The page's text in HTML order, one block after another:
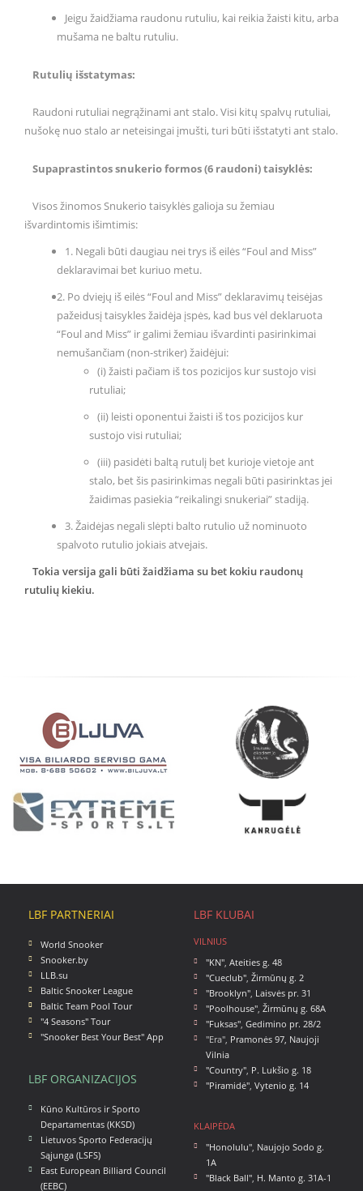
Jeigu žaidžiama raudonu rutuliu, kai reikia žaisti kitu, arba
mušama ne baltu rutuliu.
Rutulių išstatymas:
Raudoni rutuliai negrąžinami ant stalo. Visi kitų spalvų rutuliai,
nušokę nuo stalo ar neteisingai įmušti, turi būti išstatyti ant stalo.
Supaprastintos snukerio formos (6 raudoni) taisyklės:
Visos žinomos Snukerio taisyklės galioja su žemiau
išvardintomis išimtimis:
1. Negali būti daugiau nei trys iš eilės “Foul and Miss”
deklaravimai bet kuriuo metu.
2. Po dviejų iš eilės “Foul and Miss” deklaravimų teisėjas
pažeidusį taisykles žaidėja įspės, kad bus vėl deklaruota
“Foul and Miss” ir galimi žemiau išvardinti pasirinkimai
nemušančiam (non-striker) žaidėjui:
(i) žaisti pačiam iš tos pozicijos kur sustojo visi
rutuliai;
(ii) leisti oponentui žaisti iš tos pozicijos kur
sustojo visi rutuliai;
(iii) pasidėti baltą rutulį bet kurioje vietoje ant
stalo, bet šis pasirinkimas negali būti pasirinktas jei
žaidimas pasiekia “reikalingi snukeriai” stadiją.
3. Žaidėjas negali slėpti balto rutulio už nominuoto
spalvoto rutulio jokiais atvejais.
Tokia versija gali būti žaidžiama su bet kokiu raudonų
rutulių kiekiu.
LBF PARTNERIAI
World Snooker
Snooker.by
LLB.su
Baltic Snooker League
Baltic Team Pool Tour
"4 Seasons" Tour
"Snooker Best Your Best" App
LBF ORGANIZACIJOS
Kūno Kultūros ir Sporto
Departamentas (KKSD)
Lietuvos Sporto Federacijų
Sąjunga (LSFS)
East European Billiard Council
(EEBC)
LBF KLUBAI
VILNIUS
"KN", Ateities g. 48
"Cueclub", Žirmūnų g. 2
"Brooklyn", Laisvės pr. 31
"Poolhouse", Žirmūnų g. 68A
"Fuksas", Gedimino pr. 28/2
"Era", Pramonės 97, Naujoji
Vilnia
"Country", P. Lukšio g. 18
"Piramidė", Vytenio g. 14
KLAIPĖDA
"Honolulu", Naujojo Sodo g.
1A
"Black Ball", H. Manto g. 31A-1